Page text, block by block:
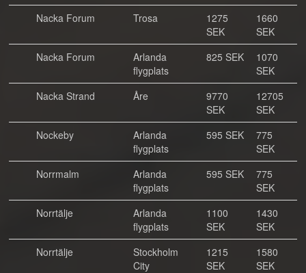
Nacka Forum
Trosa
1275
SEK
1660
SEK
Nacka Forum
Arlanda
flygplats
825 SEK
1070
SEK
Nacka Strand
Åre
9770
SEK
12705
SEK
Nockeby
Arlanda
flygplats
595 SEK
775
SEK
Norrmalm
Arlanda
flygplats
595 SEK
775
SEK
Norrtälje
Arlanda
flygplats
1100
SEK
1430
SEK
Norrtälje
Stockholm
City
1215
SEK
1580
SEK